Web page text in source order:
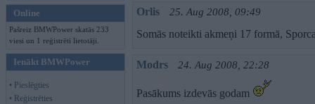
Online
Pašreiz BMWPower skatās 233
viesi un 1 reģistrēti lietotāji.
Ienākt BMWPower
• Pieslēgties
• Reģistrēties
Orlis 25. Aug 2008, 09:49
Somās noteikti akmeņi 17 formā,
Modrs 24. Aug 2008, 22:28
Pasākums izdevās godam